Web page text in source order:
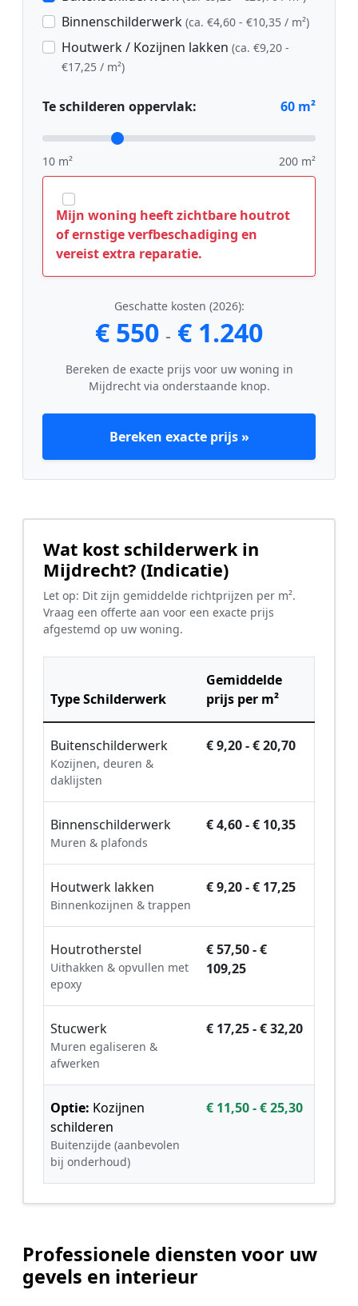
Binnenschilderwerk (ca. €4,60 - €10,35 / m²)
Houtwerk / Kozijnen lakken (ca. €9,20 -
€17,25 / m²)
Te schilderen oppervlak: 60 m²
10 m² 200 m²
Mijn woning heeft zichtbare houtrot
of ernstige verfbeschadiging en
vereist extra reparatie.
Geschatte kosten (2026):
€ 550 - € 1.240
Bereken de exacte prijs voor uw woning in
Mijdrecht via onderstaande knop.
Bereken exacte prijs »
Wat kost schilderwerk in
Mijdrecht? (Indicatie)
Let op: Dit zijn gemiddelde richtprijzen per m².
Vraag een offerte aan voor een exacte prijs
afgestemd op uw woning.
Type Schilderwerk
Gemiddelde
prijs per m²
Buitenschilderwerk
Kozijnen, deuren &
daklijsten
€ 9,20 - € 20,70
Binnenschilderwerk
Muren & plafonds
€ 4,60 - € 10,35
Houtwerk lakken
Binnenkozijnen & trappen
€ 9,20 - € 17,25
Houtrotherstel
Uithakken & opvullen met
epoxy
€ 57,50 - €
109,25
Stucwerk
Muren egaliseren &
afwerken
€ 17,25 - € 32,20
Optie: Kozijnen
schilderen
Buitenzijde (aanbevolen
bij onderhoud)
€ 11,50 - € 25,30
Professionele diensten voor uw
gevels en interieur